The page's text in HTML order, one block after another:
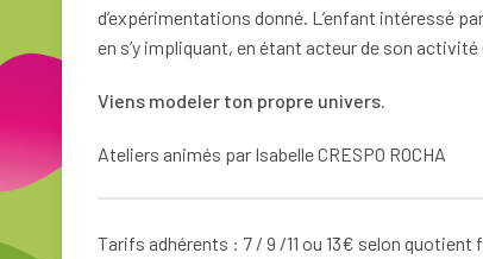
d’expérimentations donné. L’enfant intéressé
en s’y impliquant, en étant acteur de son
Viens modeler ton propre univers.
Ateliers animés par Isabelle CRESPO ROCHA
Tarifs adhérents : 7 / 9 /11 ou 13€ selon